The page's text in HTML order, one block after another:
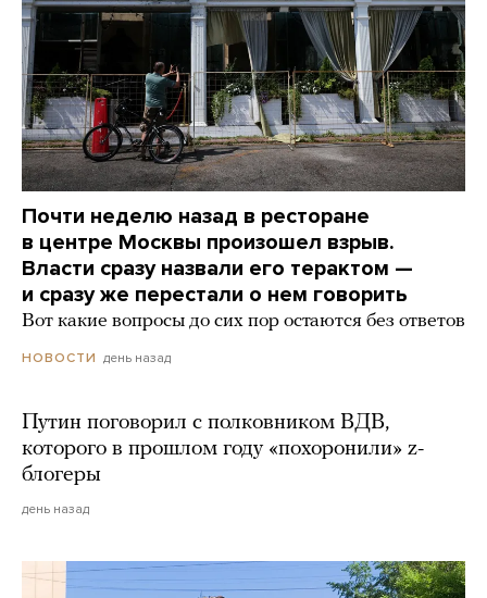
Почти неделю назад в ресторане
в центре Москвы произошел взрыв.
Власти сразу назвали его терактом —
и сразу же перестали о нем говорить
Вот какие вопросы до сих пор остаются без ответов
НОВОСТИ день назад
Путин поговорил с полковником ВДВ,
которого в прошлом году «похоронили» z-
блогеры
день назад